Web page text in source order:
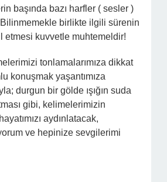
başında bazı harfler ( sesler )
Bilinmemekle birlikte ilgili sürenin
kuvvetle muhtemeldir!
tonlamalarımıza dikkat
konuşmak yaşantımıza
durgun bir gölde ışığın suda
gibi, kelimelerimizin
aydınlatacak,
ve hepinize sevgilerimi